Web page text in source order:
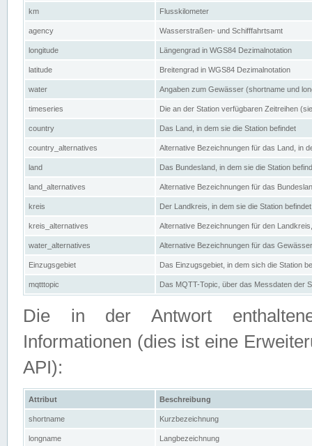
km Flusskilometer
agency Wasserstraßen- und Schifffahrtsamt
longitude Längengrad in WGS84 Dezimalnotation
latitude Breitengrad in WGS84 Dezimalnotation
water Angaben zum Gewässer (shortname und
timeseries Die an der Station verfügbaren Zeitreihen
country Das Land, in dem sie die Station befindet
country_alternatives Alternative Bezeichnungen für das Land, in
land Das Bundesland, in dem sie die Station
land_alternatives Alternative Bezeichnungen für das
kreis Der Landkreis, in dem sie die Station befindet
kreis_alternatives Alternative Bezeichnungen für den
water_alternatives Alternative Bezeichnungen für das
Einzugsgebiet Das Einzugsgebiet, in dem sich die Station
mqtttopic Das MQTT-Topic, über das Messdaten der
Die in der Antwort
Informationen (dies ist eine
API):
Attribut Beschreibung
shortname Kurzbezeichnung
longname Langbezeichnung